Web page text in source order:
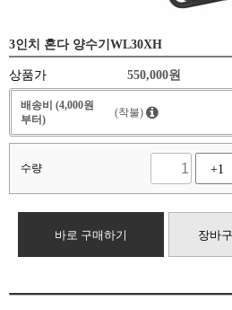
3인치 혼다 양수기WL30XH
상품가 550,000원
배송비 (4,000원
부터)
(착불)
수량 +1
바로 구매하기 장바